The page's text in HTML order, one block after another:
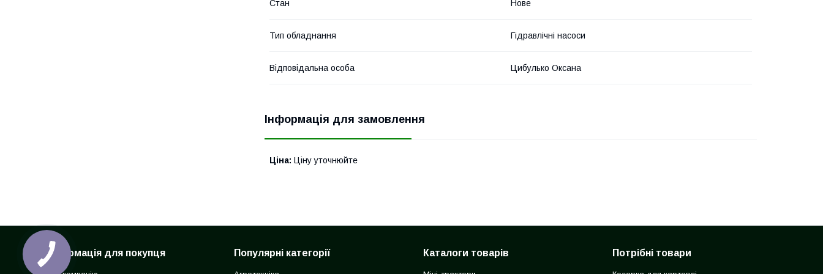
Стан Нове
Тип обладнання Гідравлічні насоси
Відповідальна особа Цибулько Оксана
Інформація для замовлення
Ціна: Ціну уточнюйте
Інформація для покупця Популярні категорії Каталоги товарів Потрібні товари